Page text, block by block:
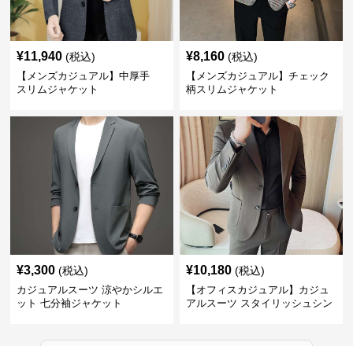
¥11,940 (税込)
【メンズカジュアル】中厚手
スリムジャケット
¥8,160 (税込)
【メンズカジュアル】チェック
柄スリムジャケット
¥3,300 (税込)
カジュアルスーツ 涼やかシルエ
ット 七分袖ジャケット
¥10,180 (税込)
【オフィスカジュアル】カジュ
アルスーツ スタイリッシュシン